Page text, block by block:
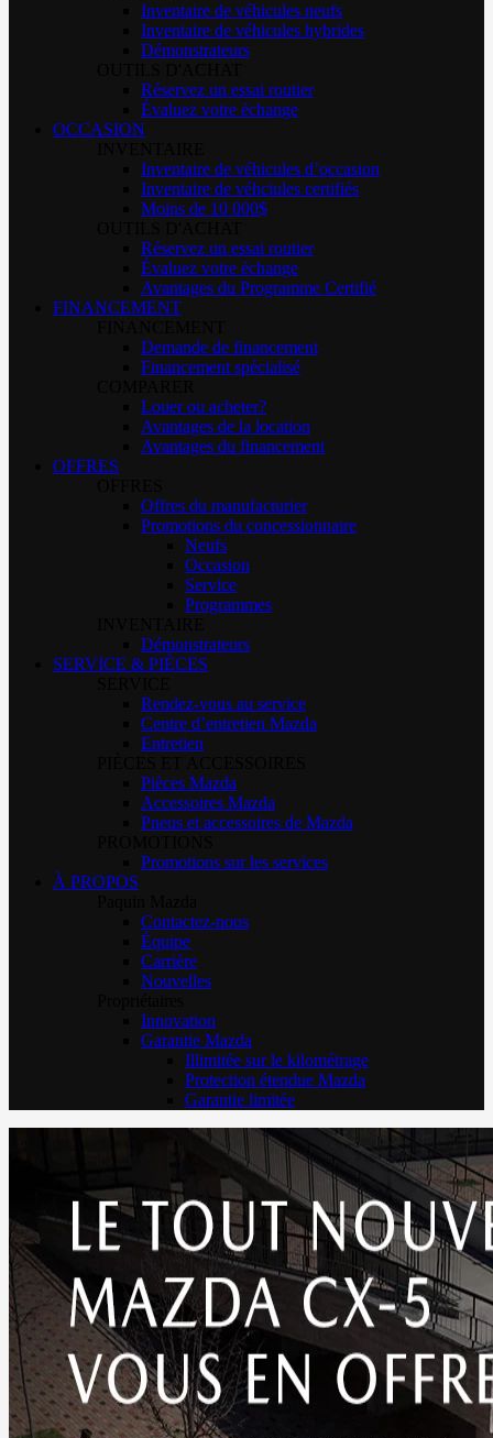
Inventaire de véhicules neufs
Inventaire de véhicules hybrides
Démonstrateurs
Réservez un essai routier
Évaluez votre échange
OCCASION
Inventaire de véhicules d’occasion
Inventaire de véhciules certifiés
Moins de 10 000$
Réservez un essai routier
Évaluez votre échange
Avantages du Programme Certifié
FINANCEMENT
Demande de financement
Financement spécialisé
Louer ou acheter?
Avantages de la location
Avantages du financement
OFFRES
Offres du manufacturier
Promotions du concessionnaire
Neufs
Occasion
Service
Programmes
Démonstrateurs
SERVICE & PIÈCES
Rendez-vous au service
Centre d’entretien Mazda
Entretien
Pièces Mazda
Accessoires Mazda
Pneus et accessoires de Mazda
Promotions sur les services
À PROPOS
Contactez-nous
Équipe
Carrière
Nouvelles
Innovation
Garantie Mazda
Illimitée sur le kilométrage
Protection étendue Mazda
Garantie limitée